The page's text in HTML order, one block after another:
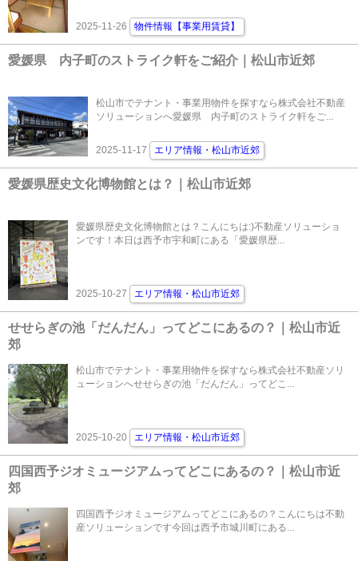
2025-11-26 物件情報【事業用賃貸】
愛媛県 内子町のストライク軒をご紹介｜松山市近郊
松山市でテナント・事業用物件を探すなら株式会社不動産
ソリューションへ愛媛県 内子町のストライク軒をご...
2025-11-17 エリア情報・松山市近郊
愛媛県歴史文化博物館とは？｜松山市近郊
愛媛県歴史文化博物館とは？こんにちは:)不動産ソリューショ
ンです！本日は西予市宇和町にある「愛媛県歴...
2025-10-27 エリア情報・松山市近郊
せせらぎの池「だんだん」ってどこにあるの？｜松山市近
郊
松山市でテナント・事業用物件を探すなら株式会社不動産ソリ
ューションへせせらぎの池「だんだん」ってどこ...
2025-10-20 エリア情報・松山市近郊
四国西予ジオミュージアムってどこにあるの？｜松山市近
郊
四国西予ジオミュージアムってどこにあるの？こんにちは不動
産ソリューションです今回は西予市城川町にある...